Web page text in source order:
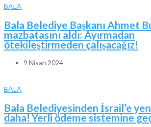
BALA
Bala Belediye Başkanı Ahmet
mazbatasını aldı: Ayırmadan
ötekileştirmeden çalışacağız!
9 Nisan 2024
BALA
Bala Belediyesinden İsrail’e
daha! Yerli ödeme sistemine